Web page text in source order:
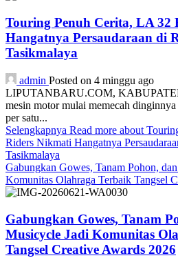
Touring Penuh Cerita, LA 32
Hangatnya Persaudaraan di
Tasikmalaya
admin Posted on 4 minggu ago
LIPUTANBARU.COM,
mesin motor mulai memecah
per satu...
Selengkapnya Read more about
Riders Nikmati Hangatnya
Tasikmalaya
Gabungkan Gowes, Tanam Pohon,
Komunitas Olahraga Terbaik Tangsel
Gabungkan Gowes, Tanam
Musicycle Jadi Komunitas
Tangsel Creative Awards 2026